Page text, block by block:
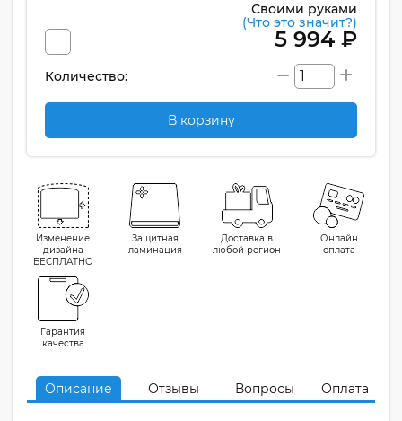
Своими руками
(Что это значит?)
5 994 ₽
Количество:
В корзину
Изменение
дизайна
БЕСПЛАТНО
Защитная
ламинация
Доставка в
любой регион
Онлайн
оплата
Гарантия
качества
Описание Отзывы Вопросы Оплата